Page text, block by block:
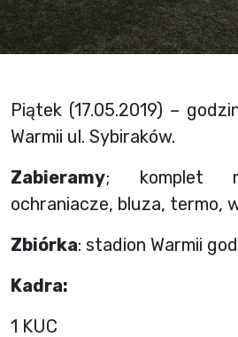
Piątek (17.05.2019) –
Warmii ul. Sybiraków.
Zabieramy; komplet
ochraniacze, bluza, termo,
Zbiórka: stadion Warmii
Kadra:
1 KUC